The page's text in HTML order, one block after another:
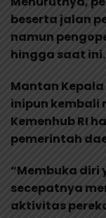
beserta jalan
namun
hingga saat ini.
Mantan Kepala
inipun kembali
Kemenhub RI
pemerintah
“Membuka
secepatnya
aktivitas